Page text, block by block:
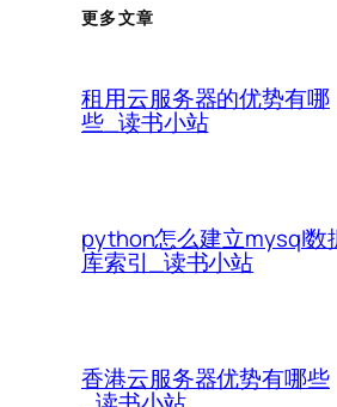
更多文章
租用云服务器的优势有哪
些_读书小站
python怎么建立mysql数
库索引_读书小站
香港云服务器优势有哪些